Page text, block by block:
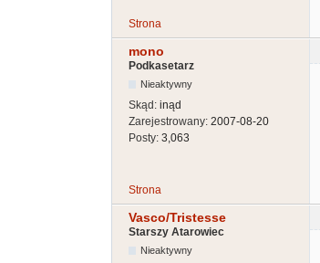
Strona
mono
Podkasetarz
Nieaktywny
Skąd: inąd
Zarejestrowany: 2007-08-20
Posty: 3,063
Strona
Vasco/Tristesse
Starszy Atarowiec
Nieaktywny